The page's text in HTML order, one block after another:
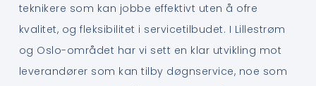
teknikere som kan jobbe effektivt uten å ofre
kvalitet, og fleksibilitet i servicetilbudet. I Lillestrøm
og Oslo-området har vi sett en klar utvikling mot
leverandører som kan tilby døgnservice, noe som